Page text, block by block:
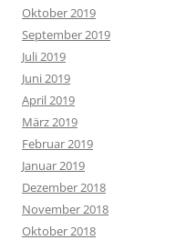
Oktober 2019
September 2019
Juli 2019
Juni 2019
April 2019
März 2019
Februar 2019
Januar 2019
Dezember 2018
November 2018
Oktober 2018